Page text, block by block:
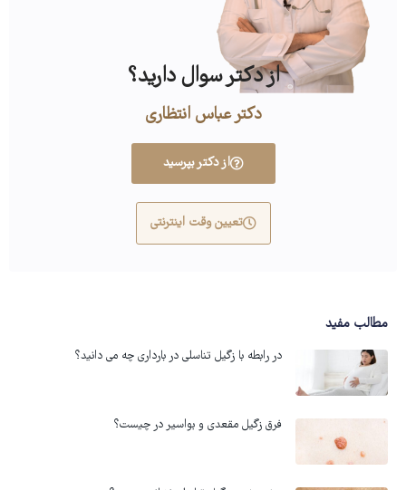
از دکتر سوال دارید؟
دکتر عباس انتظاری
از دکتر بپرسید
تعیین وقت اینترنتی
مطالب مفید
در رابطه با زگیل تناسلی در بارداری چه می دانید؟
فرق زگیل مقعدی و بواسیر در چیست؟